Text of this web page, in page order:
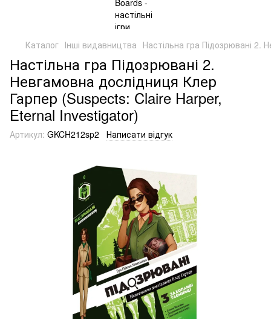
Каталог Інші видавництва Настільна гра Підозрювані
Настільна гра Підозрювані 2.
Невгамовна дослідниця Клер
Гарпер (Suspects: Claire Harper,
Eternal Investigator)
Артикул: GKCH212sp2 Написати відгук